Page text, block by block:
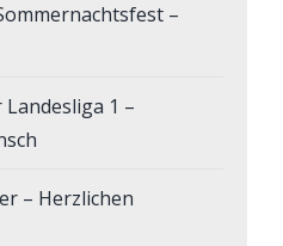
–
1 –
– Herzlichen